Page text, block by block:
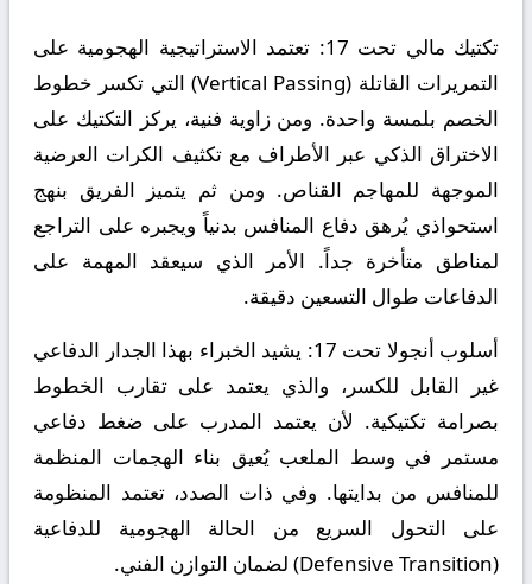
تكتيك مالي تحت 17:
تعتمد الاستراتيجية الهجومية على
التمريرات القاتلة (Vertical Passing) التي تكسر خطوط
الخصم بلمسة واحدة. ومن زاوية فنية، يركز التكتيك على
الاختراق الذكي عبر الأطراف مع تكثيف الكرات العرضية
الموجهة للمهاجم القناص. ومن ثم يتميز الفريق بنهج
استحواذي يُرهق دفاع المنافس بدنياً ويجبره على التراجع
لمناطق متأخرة جداً. الأمر الذي سيعقد المهمة على
الدفاعات طوال التسعين دقيقة.
أسلوب أنجولا تحت 17:
يشيد الخبراء بهذا الجدار الدفاعي
غير القابل للكسر، والذي يعتمد على تقارب الخطوط
بصرامة تكتيكية. لأن يعتمد المدرب على ضغط دفاعي
مستمر في وسط الملعب يُعيق بناء الهجمات المنظمة
للمنافس من بدايتها. وفي ذات الصدد، تعتمد المنظومة
على التحول السريع من الحالة الهجومية للدفاعية
(Defensive Transition) لضمان التوازن الفني.